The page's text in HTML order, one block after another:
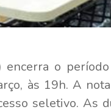
encerra o
às 19h. A
seletivo. As